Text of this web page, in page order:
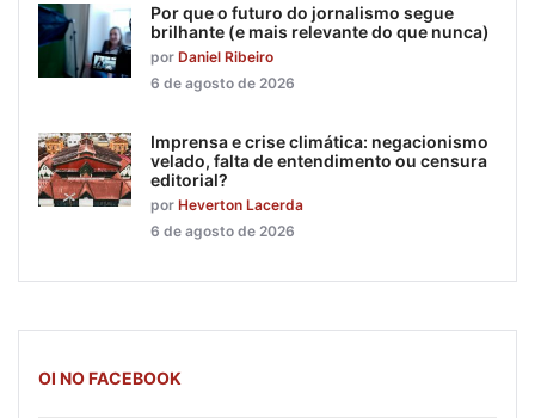
Por que o futuro do jornalismo segue
brilhante (e mais relevante do que nunca)
por Daniel Ribeiro
6 de agosto de 2026
Imprensa e crise climática: negacionismo
velado, falta de entendimento ou censura
editorial?
por Heverton Lacerda
6 de agosto de 2026
OI NO FACEBOOK